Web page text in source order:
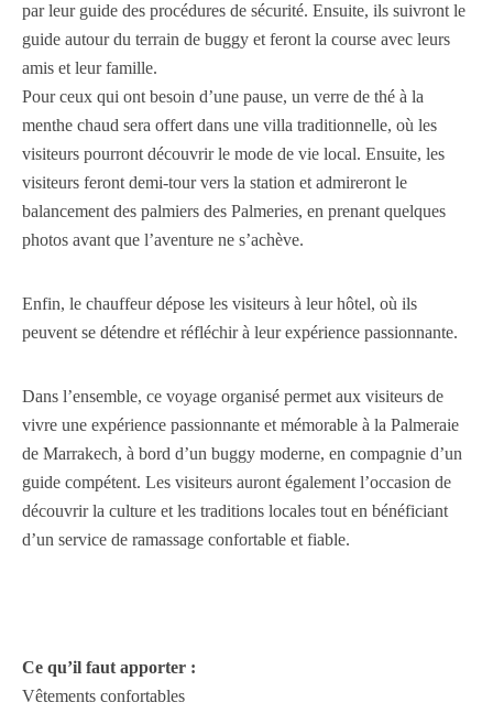
par leur guide des procédures de sécurité. Ensuite, ils suivront le
guide autour du terrain de buggy et feront la course avec leurs
amis et leur famille.
Pour ceux qui ont besoin d’une pause, un verre de thé à la
menthe chaud sera offert dans une villa traditionnelle, où les
visiteurs pourront découvrir le mode de vie local. Ensuite, les
visiteurs feront demi-tour vers la station et admireront le
balancement des palmiers des Palmeries, en prenant quelques
photos avant que l’aventure ne s’achève.
Enfin, le chauffeur dépose les visiteurs à leur hôtel, où ils
peuvent se détendre et réfléchir à leur expérience passionnante.
Dans l’ensemble, ce voyage organisé permet aux visiteurs de
vivre une expérience passionnante et mémorable à la Palmeraie
de Marrakech, à bord d’un buggy moderne, en compagnie d’un
guide compétent. Les visiteurs auront également l’occasion de
découvrir la culture et les traditions locales tout en bénéficiant
d’un service de ramassage confortable et fiable.
Ce qu’il faut apporter :
Vêtements confortables